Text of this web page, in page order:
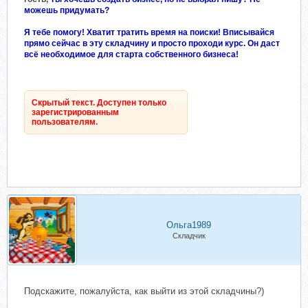
можешь придумать?
Я тебе помогу! Хватит тратить время на поиски! Вписывайся
прямо сейчас в эту складчину и просто проходи курс. Он даст
всё необходимое для старта собственного бизнеса!
Скрытый текст. Доступен только
зарегистрированным
пользователям.
Ольга1989
Складчик
Подскажите, пожалуйста, как выйти из этой складчины?)